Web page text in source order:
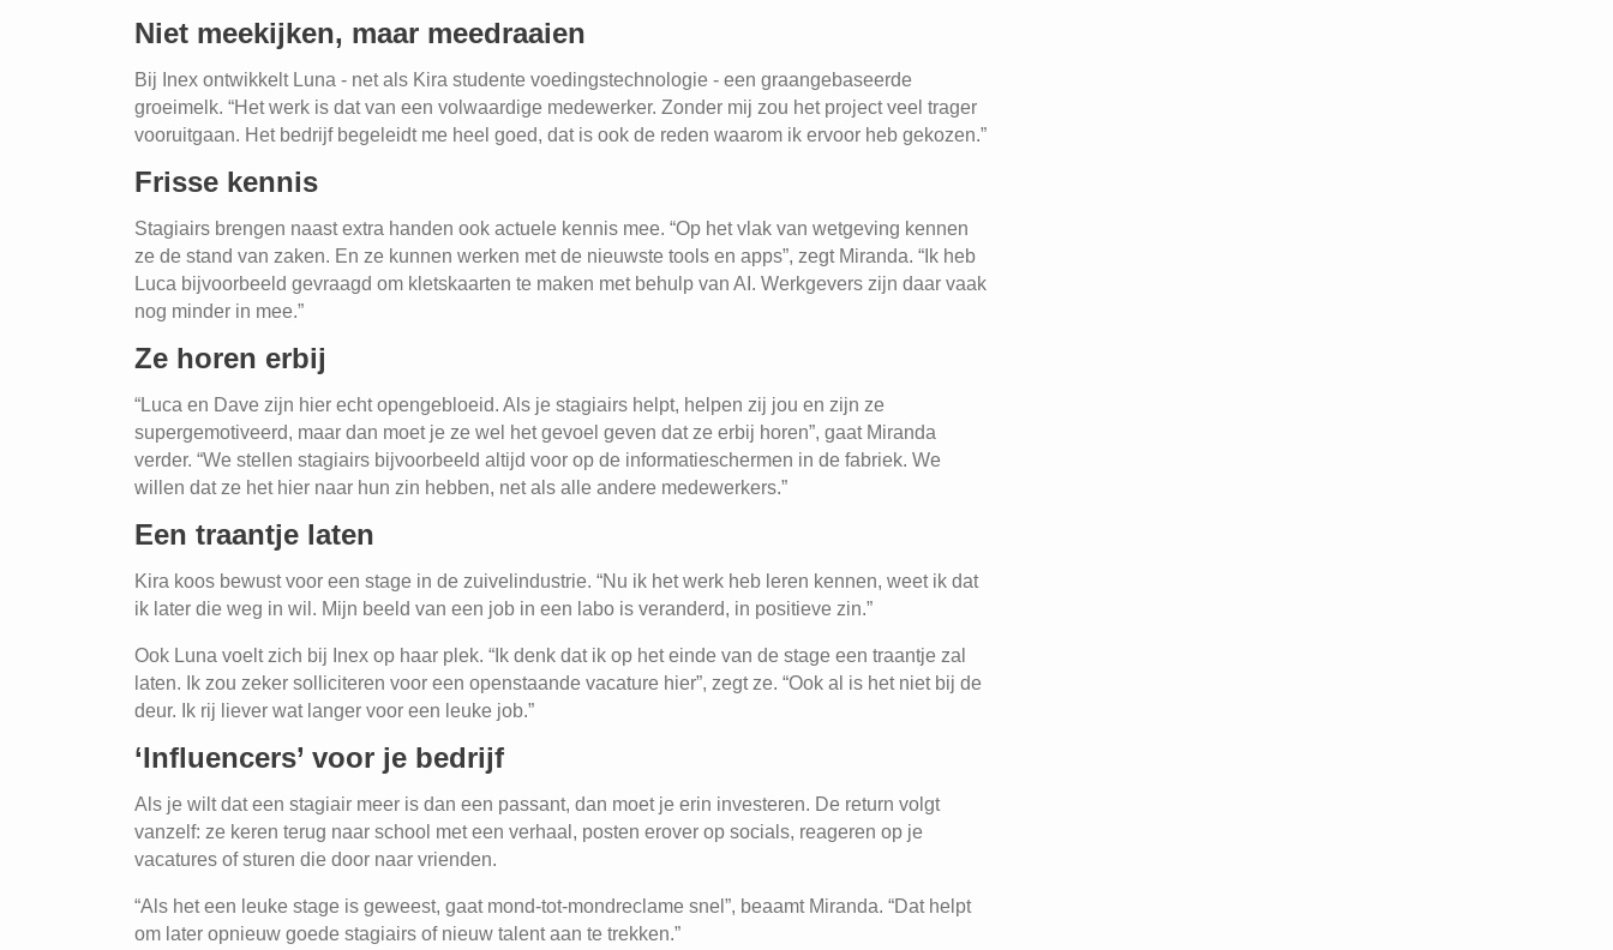
Niet meekijken, maar meedraaien
Bij Inex ontwikkelt Luna - net als Kira studente voedingstechnologie - een graangebaseerde
groeimelk. “Het werk is dat van een volwaardige medewerker. Zonder mij zou het project veel trager
vooruitgaan. Het bedrijf begeleidt me heel goed, dat is ook de reden waarom ik ervoor heb gekozen.”
Frisse kennis
Stagiairs brengen naast extra handen ook actuele kennis mee. “Op het vlak van wetgeving kennen
ze de stand van zaken. En ze kunnen werken met de nieuwste tools en apps”, zegt Miranda. “Ik heb
Luca bijvoorbeeld gevraagd om kletskaarten te maken met behulp van AI. Werkgevers zijn daar vaak
nog minder in mee.”
Ze horen erbij
“Luca en Dave zijn hier echt opengebloeid. Als je stagiairs helpt, helpen zij jou en zijn ze
supergemotiveerd, maar dan moet je ze wel het gevoel geven dat ze erbij horen”, gaat Miranda
verder. “We stellen stagiairs bijvoorbeeld altijd voor op de informatieschermen in de fabriek. We
willen dat ze het hier naar hun zin hebben, net als alle andere medewerkers.”
Een traantje laten
Kira koos bewust voor een stage in de zuivelindustrie. “Nu ik het werk heb leren kennen, weet ik dat
ik later die weg in wil. Mijn beeld van een job in een labo is veranderd, in positieve zin.”
Ook Luna voelt zich bij Inex op haar plek. “Ik denk dat ik op het einde van de stage een traantje zal
laten. Ik zou zeker solliciteren voor een openstaande vacature hier”, zegt ze. “Ook al is het niet bij de
deur. Ik rij liever wat langer voor een leuke job.”
‘Influencers’ voor je bedrijf
Als je wilt dat een stagiair meer is dan een passant, dan moet je erin investeren. De return volgt
vanzelf: ze keren terug naar school met een verhaal, posten erover op socials, reageren op je
vacatures of sturen die door naar vrienden.
“Als het een leuke stage is geweest, gaat mond-tot-mondreclame snel”, beaamt Miranda. “Dat helpt
om later opnieuw goede stagiairs of nieuw talent aan te trekken.”